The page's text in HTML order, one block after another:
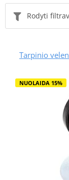
Rodyti
Tarpinio
NUOLAIDA 15%